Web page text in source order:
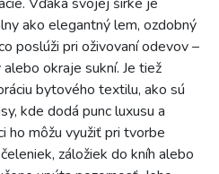
ako elegantný lem, ozdobný
poslúži pri oživovaní odevov –
okraje sukní. Je tiež
bytového textilu, ako sú
kde dodá punc luxusu a
ho môžu využiť pri tvorbe
záložiek do kníh alebo